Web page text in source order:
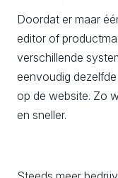
Doordat er maar
editor of
verschillende
eenvoudig
op de website. Zo
en sneller.